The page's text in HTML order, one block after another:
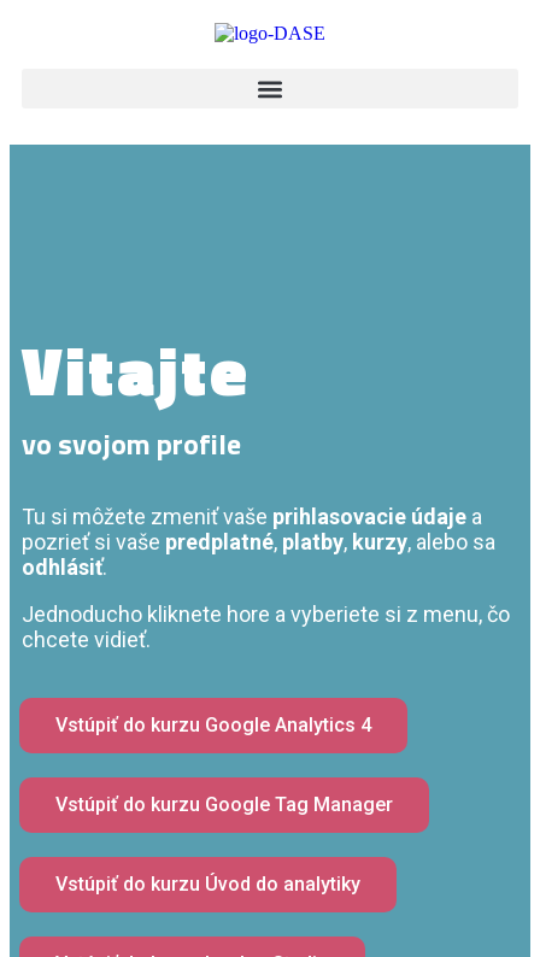
Vitajte
vo svojom profile
Tu si môžete zmeniť vaše prihlasovacie údaje a
pozrieť si vaše predplatné, platby, kurzy, alebo sa
odhlásiť.
Jednoducho kliknete hore a vyberiete si z menu, čo
chcete vidieť.
Vstúpiť do kurzu Google Analytics 4
Vstúpiť do kurzu Google Tag Manager
Vstúpiť do kurzu Úvod do analytiky